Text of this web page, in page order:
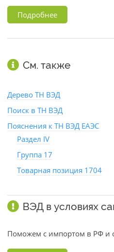
Подробнее
См. также
Дерево ТН ВЭД
Поиск в ТН ВЭД
Пояснения к ТН ВЭД ЕАЭС
Раздел IV
Группа 17
Товарная позиция 1704
ВЭД в условиях
Поможем с импортом в РФ и